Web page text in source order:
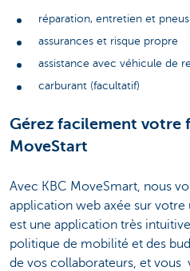
réparation, entretien et pneus
assurances et risque propre
assistance avec véhicule de
carburant (facultatif)
Gérez facilement votre
MoveStart
Avec KBC MoveSmart, nous
application web axée sur votre
est une application très
politique de mobilité et des
de vos collaborateurs, et vous